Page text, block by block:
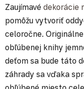
Zaujímavé dekorácie
pomôžu vytvoriť
celoročne.
obľúbenej knihy
deťom sa bude táto
záhrady sa vďaka